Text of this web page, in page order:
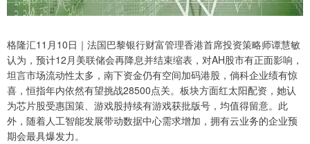
格隆汇11月10日｜法国巴黎银行财富管理香港首席投资策略师谭慧敏
认为，预计12月美联储会再降息并结束缩表，对AH股市有正面影响，
坦言市场流动性太多，南下资金仍有空间加码港股，倘科企业绩有惊
喜，恒指年内依然有望挑战28500点关。板块方面红太阳配资，她认
为芯片股受惠国策、游戏股持续有游戏获批版号，均值得留意。此
外，随着人工智能发展带动数据中心需求增加，拥有云业务的企业预
期会最具爆发力。